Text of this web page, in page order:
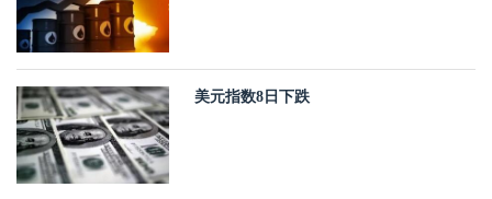
美元指数8日下跌